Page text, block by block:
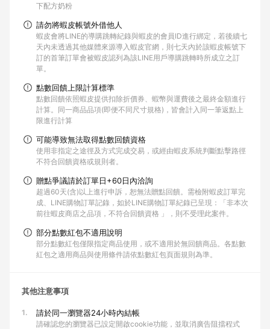
下配方奶粉
請勿將蝦皮帳號外借他人
蝦皮會將LINE的導購跳轉紀錄與蝦皮的會員ID進行綁定，若後續七
天內未透過其他媒體來源導入蝦皮官網，則七天內於該蝦皮帳號下
訂的首筆訂單會被蝦皮認列為該LINE用戶導購跳轉時所成立之訂
單。
點數回饋上限計算標準
點數回饋依照蝦皮提供扣除折價券、蝦幣與運費後之最終金額進行
計算。同一商品品項(即便不同尺寸規格)，皆會計入同一筆返點上
限進行計算
可能導致無法取得點數回饋資格
使用非指定之途徑及方式完成交易，或經由蝦皮系統判斷點擊路徑
不符合回饋資格或規則者。
贈點爭議請於訂單日+60日內洽詢
超過60天(含)以上進行申訴，恕無法贈點回饋。需檢附蝦皮訂單完
成、LINE購物訂單記錄，如於LINE購物訂單紀錄已呈現：「非本次
前往蝦皮商店之品項，不符合回饋資格 」，則不受理此案件。
部分點數紅包不適用說明
部分點數紅包僅限指定商品使用，或不適用於無回饋商品。各點數
紅包之適用商品與使用條件請依點數紅包頁面規則為準。
其他注意事項
1. 請於同一瀏覽器24小時內結帳
請確認您的瀏覽器已設定開啟cookie功能，並取消廣告阻擋程式